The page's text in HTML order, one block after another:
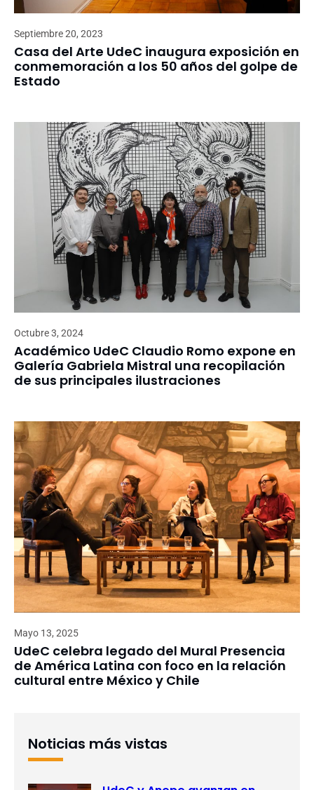
Septiembre 20, 2023
Casa del Arte UdeC inaugura exposición en
conmemoración a los 50 años del golpe de
Estado
Octubre 3, 2024
Académico UdeC Claudio Romo expone en
Galería Gabriela Mistral una recopilación
de sus principales ilustraciones
Mayo 13, 2025
UdeC celebra legado del Mural Presencia
de América Latina con foco en la relación
cultural entre México y Chile
Noticias más vistas